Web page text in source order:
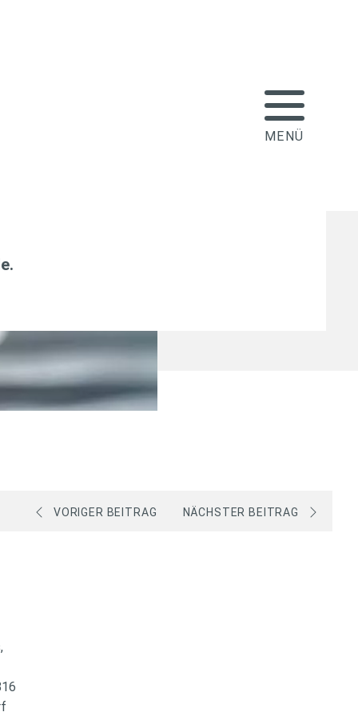
komplett
.
VORIGER BEITRAG NÄCHSTER BEITRAG